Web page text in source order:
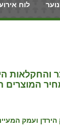
לוח
המוצרים
ועמק